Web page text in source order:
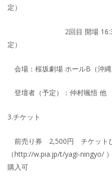
定）
2回目 開場 16:30/開演
定）
会場：桜坂劇場 ホールB（沖縄
登壇者（予定）：仲村颯悟 他
3.チケット
前売り券 2,500円 チケット
（http://w.pia.jp/t/yagi-ningyo/
購入可